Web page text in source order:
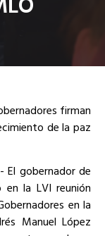
firman
de la paz
El gobernador de
en la LVI reunión
en la
Manuel López